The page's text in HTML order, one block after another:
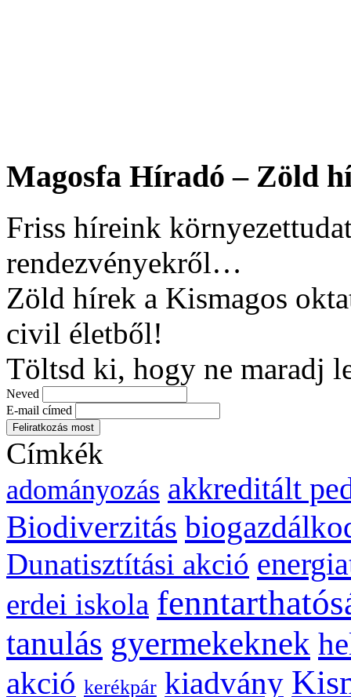
Magosfa Híradó – Zöld
Friss híreink
rendezvényekről…
Zöld hírek a Kismagos
civil életből!
Töltsd ki, hogy ne maradj
Neved
E-mail címed
Címkék
adományozás akkreditált
Biodiverzitás
Dunatisztítási akció
erdei iskola
tanulás gyermekeknek
akció kerékpár kiadvány